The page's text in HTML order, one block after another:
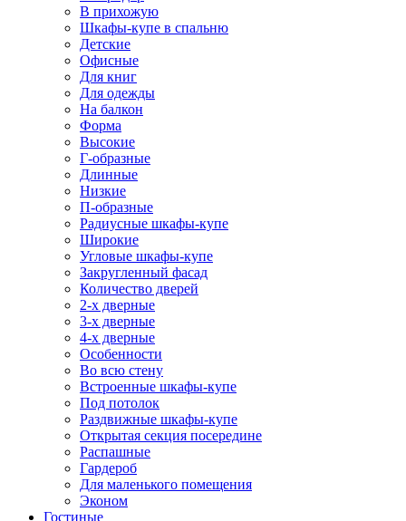
В прихожую
Шкафы-купе в спальню
Детские
Офисные
Для книг
Для одежды
На балкон
Форма
Высокие
Г-образные
Длинные
Низкие
П-образные
Радиусные шкафы-купе
Широкие
Угловые шкафы-купе
Закругленный фасад
Количество дверей
2-х дверные
3-х дверные
4-х дверные
Особенности
Во всю стену
Встроенные шкафы-купе
Под потолок
Раздвижные шкафы-купе
Открытая секция посередине
Распашные
Гардероб
Для маленького помещения
Эконом
Гостиные